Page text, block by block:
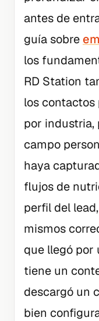
antes de
guía sobre
los
RD Station
los
por industria,
campo
haya
flujos de
perfil del
mismos
que llegó por
tiene un
descargó un
bien